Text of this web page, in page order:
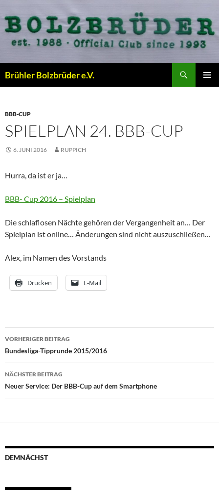
Inhalt
springen
Brühler Bolzbrüder e.V.
BBB-CUP
SPIELPLAN 24. BBB-CUP
6. JUNI 2016 RUPPICH
Hurra, da ist er ja…
BBB- Cup 2016 – Spielplan
Die schlaflosen Nächte gehören der Vergangenheit an… Der
Spielplan ist online… Änderungen sind nicht auszuschließen…
Alex, im Namen des Vorstands
Drucken E-Mail
Beitragsnavigation
VORHERIGER BEITRAG
Bundesliga-Tipprunde 2015/2016
NÄCHSTER BEITRAG
Neuer Service: Der BBB-Cup auf dem Smartphone
DEMNÄCHST